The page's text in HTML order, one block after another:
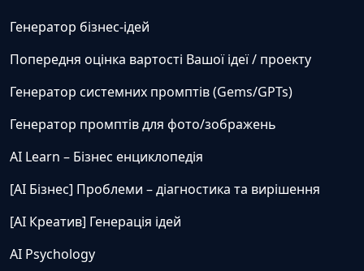
Генератор бізнес-ідей
Попередня оцінка вартості Вашої ідеї / проекту
Генератор системних промптів (Gems/GPTs)
Генератор промптів для фото/зображень
AI Learn – Бізнес енциклопедія
[AI Бізнес] Проблеми – діагностика та вирішення
[AI Креатив] Генерація ідей
AI Psychology